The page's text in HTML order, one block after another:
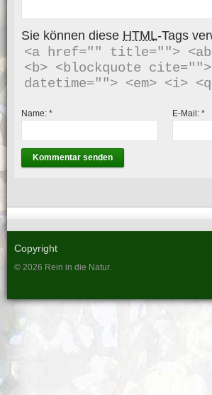
Sie können diese HTML-Tags
<a href="" title="">
<b> <blockquote
Name: * E-Mail:*
Copyright
© 2026 Rein in die Natur.